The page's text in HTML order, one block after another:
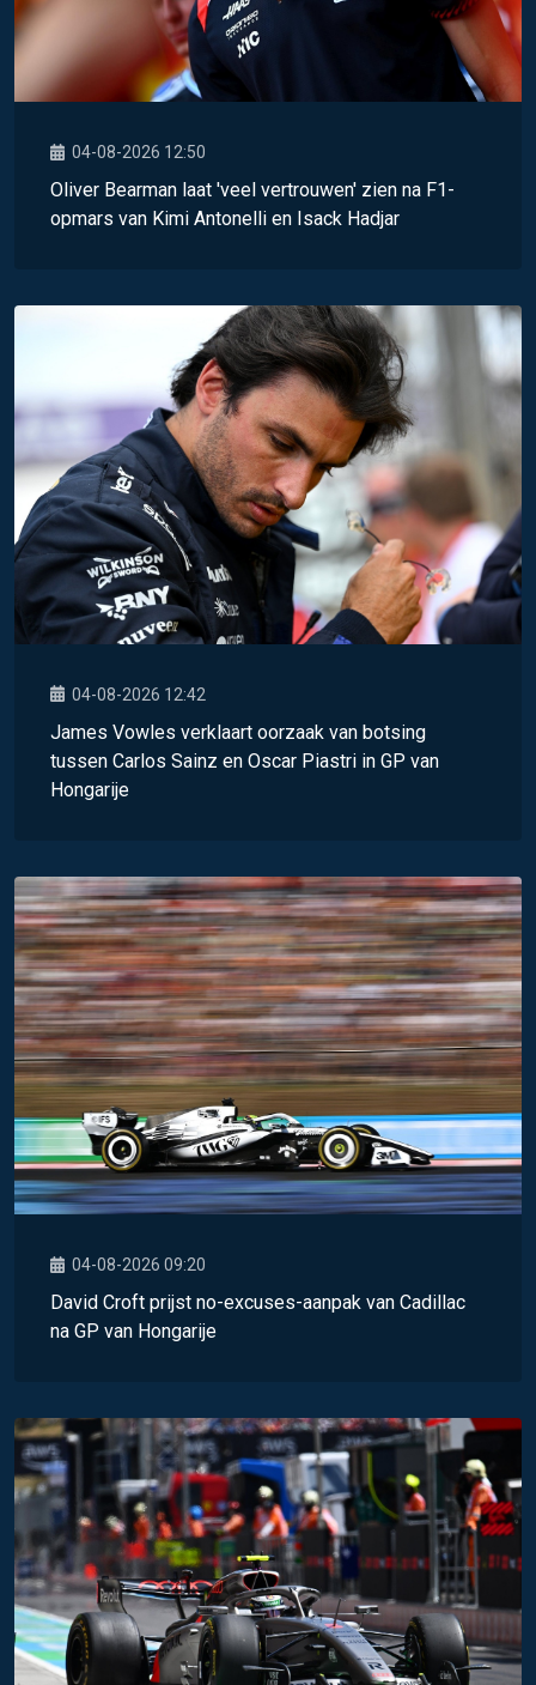
04-08-2026 12:50
Oliver Bearman laat 'veel vertrouwen' zien na F1-
opmars van Kimi Antonelli en Isack Hadjar
04-08-2026 12:42
James Vowles verklaart oorzaak van botsing
tussen Carlos Sainz en Oscar Piastri in GP van
Hongarije
04-08-2026 09:20
David Croft prijst no-excuses-aanpak van Cadillac
na GP van Hongarije